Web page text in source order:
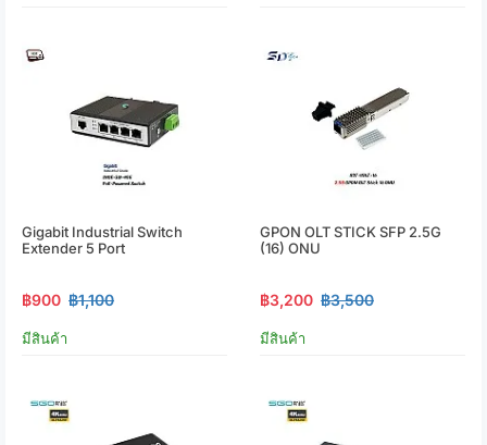
Gigabit Industrial Switch
Extender 5 Port
฿900 ฿1,100
มีสินค้า
GPON OLT STICK SFP 2.5G
(16) ONU
฿3,200 ฿3,500
มีสินค้า